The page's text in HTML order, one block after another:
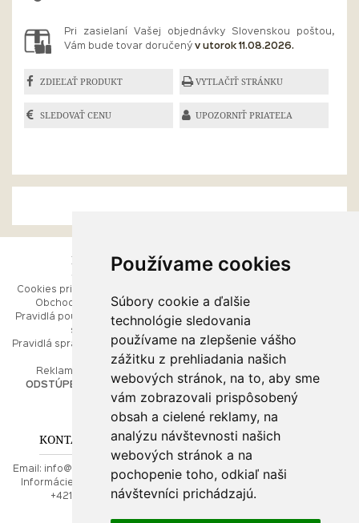
Používame cookies
Súbory cookie a ďalšie
technológie sledovania
používame na zlepšenie vášho
zážitku z prehliadania našich
webových stránok, na to, aby sme
vám zobrazovali prispôsobený
obsah a cielené reklamy, na
analýzu návštevnosti našich
webových stránok a na
pochopenie toho, odkiaľ naši
návštevníci prichádzajú.
Pri zasielaní Vašej objednávky Slovenskou poštou,
Vám bude tovar doručený v utorok 11.08.2026.
ZDIEĽAŤ PRODUKT VYTLAČIŤ STRÁNKU
SLEDOVAŤ CENU UPOZORNIŤ PRIATEĽA
ESHOP
Cookies pri prezeraní stránok
Obchodné podmienky
Pravidlá používania webových
stránok
Pravidlá spracúvania osobných
Reklamačný poriadok
ODSTÚPENIE OD ZMLUVY
RÝCHLE MENU
Ako balíme Vaše šperky
Kontaktujte nás
PORADŇA
Ako nakupovať
O drahých kovoch
Doprava a poštovné
KONTAKT NA NÁS
Email:
info@najkrajsiesperky.sk
Informácie:
+421917 881556,
+421556224323